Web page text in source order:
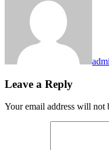
Leave a Reply
Your email address will not